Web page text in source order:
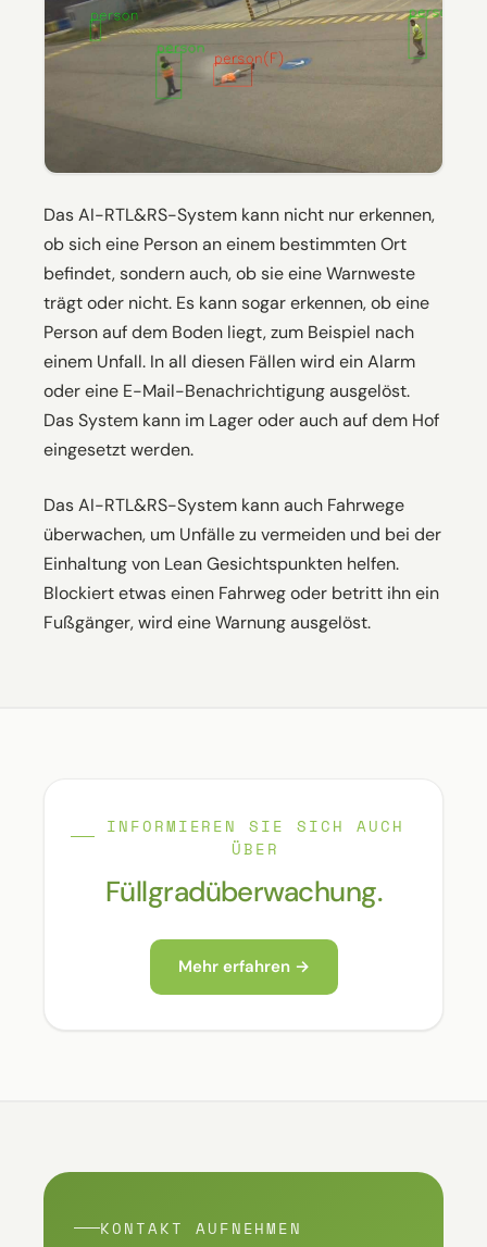
Das AI-RTL&RS-System kann nicht nur erkennen,
ob sich eine Person an einem bestimmten Ort
befindet, sondern auch, ob sie eine Warnweste
trägt oder nicht. Es kann sogar erkennen, ob eine
Person auf dem Boden liegt, zum Beispiel nach
einem Unfall. In all diesen Fällen wird ein Alarm
oder eine E-Mail-Benachrichtigung ausgelöst.
Das System kann im Lager oder auch auf dem Hof
eingesetzt werden.
Das AI-RTL&RS-System kann auch Fahrwege
überwachen, um Unfälle zu vermeiden und bei der
Einhaltung von Lean Gesichtspunkten helfen.
Blockiert etwas einen Fahrweg oder betritt ihn ein
Fußgänger, wird eine Warnung ausgelöst.
INFORMIEREN SIE SICH AUCH
ÜBER
Füllgradüberwachung.
Mehr erfahren →
KONTAKT AUFNEHMEN